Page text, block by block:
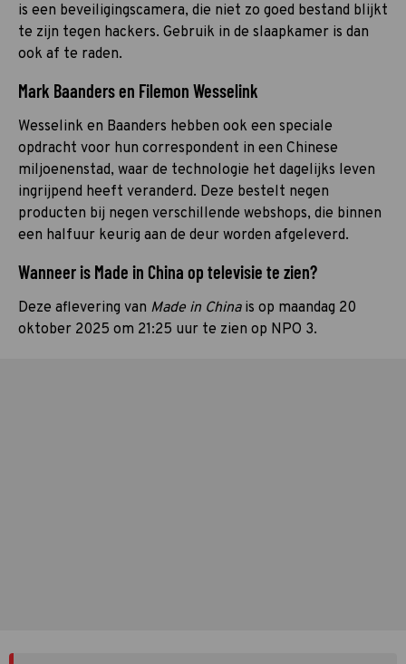
is een beveiligingscamera, die niet zo goed bestand blijkt
te zijn tegen hackers. Gebruik in de slaapkamer is dan
ook af te raden.
Mark Baanders en Filemon Wesselink
Wesselink en Baanders hebben ook een speciale
opdracht voor hun correspondent in een Chinese
miljoenenstad, waar de technologie het dagelijks leven
ingrijpend heeft veranderd. Deze bestelt negen
producten bij negen verschillende webshops, die binnen
een halfuur keurig aan de deur worden afgeleverd.
Wanneer is Made in China op televisie te zien?
Deze aflevering van Made in Chinais op maandag 20
oktober 2025 om 21:25 uur te zien op NPO 3.